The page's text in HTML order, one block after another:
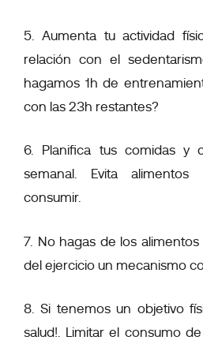
5. Aumenta tu actividad
relación con el
hagamos 1h de
con las 23h restantes?
6. Planifica tus comidas y
semanal. Evita
consumir.
7. No hagas de los alimentos
del ejercicio un mecanismo
8. Si tenemos un objetivo
salud!. Limitar el consumo